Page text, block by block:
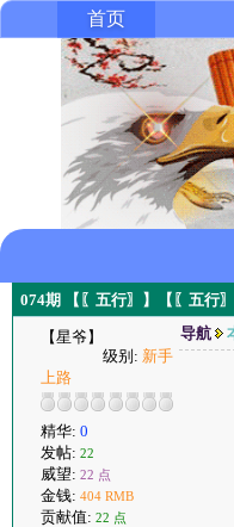
首页
074期 【〖五行〗】【〖五行
【星爷】
级别: 新手
上路
精华: 0
发帖: 22
威望: 22 点
金钱: 404 RMB
贡献值: 22 点
导航